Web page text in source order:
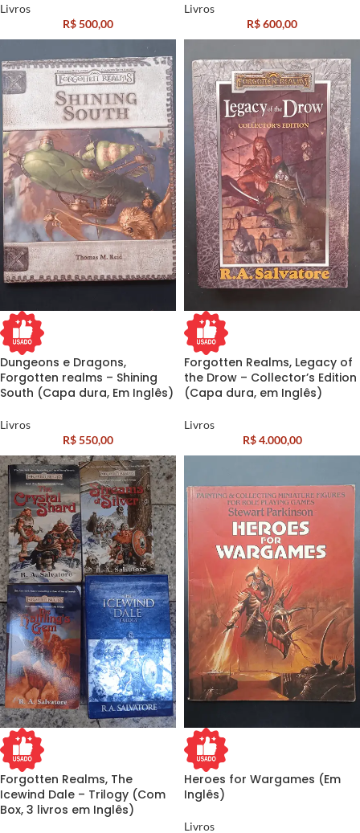
Livros
R$500,00
Livros
R$600,00
Dungeons e Dragons,
Forgotten realms – Shining
South (Capa dura, Em Inglês)
Livros
R$550,00
Forgotten Realms, Legacy of
the Drow – Collector’s Edition
(Capa dura, em Inglês)
Livros
R$4.000,00
Forgotten Realms, The
Icewind Dale – Trilogy (Com
Box, 3 livros em Inglês)
Heroes for Wargames (Em
Inglês)
Livros